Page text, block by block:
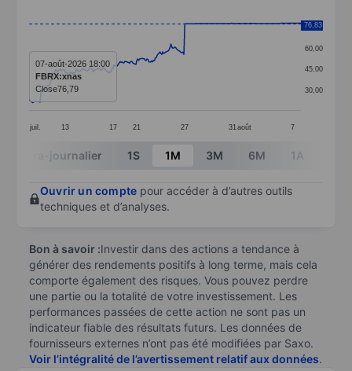
Line chart with 296 data points.
The chart has 1 X axis displaying categories.
The chart has 1 Y axis displaying values. Data
juil. 13 17 21 27 31 août 7
30,00
45,00
60,00
75,00
76,83
07-août-2026 18:00
FBRX:xnas
Close76,79
End of interactive chart.
Intra-journalier 1S 1M 3M 6M 1A
Ouvrir un compte pour accéder à d’autres outils
techniques et d’analyses.
Bon à savoir :Investir dans des actions a tendance à
générer des rendements positifs à long terme, mais cela
comporte également des risques. Vous pouvez perdre
une partie ou la totalité de votre investissement. Les
performances passées de cette action ne sont pas un
indicateur fiable des résultats futurs. Les données de
fournisseurs externes n’ont pas été modifiées par Saxo.
Voir l’intégralité de l’avertissement relatif aux données.